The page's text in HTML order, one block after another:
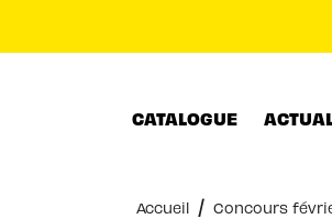
CATALOGUE
Accueil / Concours